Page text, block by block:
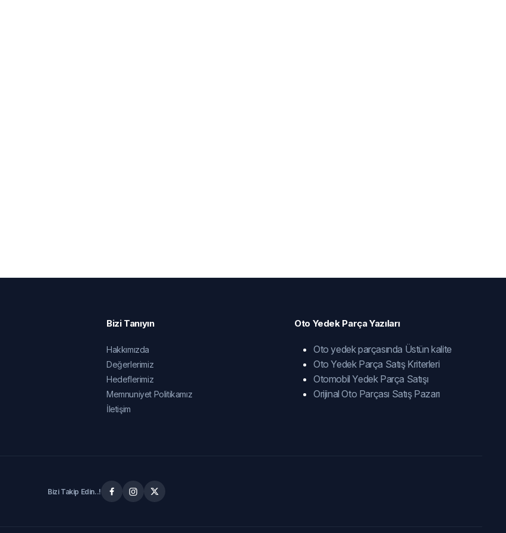
Bizi Tanıyın
Hakkımızda
Değerlerimiz
Hedeflerimiz
Memnuniyet Politikamız
İletişim
Oto Yedek Parça Yazıları
Oto yedek parçasında Üstün kalite
Oto Yedek Parça Satış Kriterleri
Otomobil Yedek Parça Satışı
Orijinal Oto Parçası Satış Pazarı
Bizi Takip Edin..!